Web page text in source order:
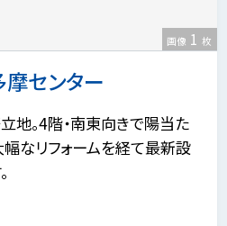
センター
画像 1 枚
。4階・南東向きで陽当た
なリフォームを経て最新設